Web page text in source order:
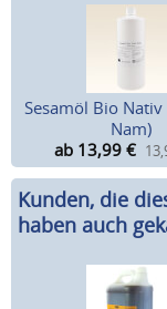
Sesamöl Bio Nativ
Nam)
ab 13,99 €
Kunden, die
haben auch